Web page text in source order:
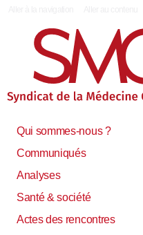
Qui sommes-nous ?
Communiqués
Analyses
Santé & société
Actes des rencontres